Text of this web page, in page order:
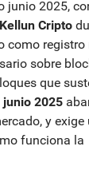
junio 2025,
Kellun Cripto
como registro
sobre
que
2025
y exige
funciona la